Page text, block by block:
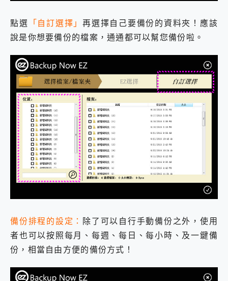
點選 「自訂選擇」再選擇自己要備份的資料夾！應該
說是你想要備份的檔案，通通都可以幫您備份啦。
備份排程的設定： 除了可以自行手動備份之外，使用
者也可以按照每月、每週、每日、每小時、及一鍵備
份，相當自由方便的備份方式！